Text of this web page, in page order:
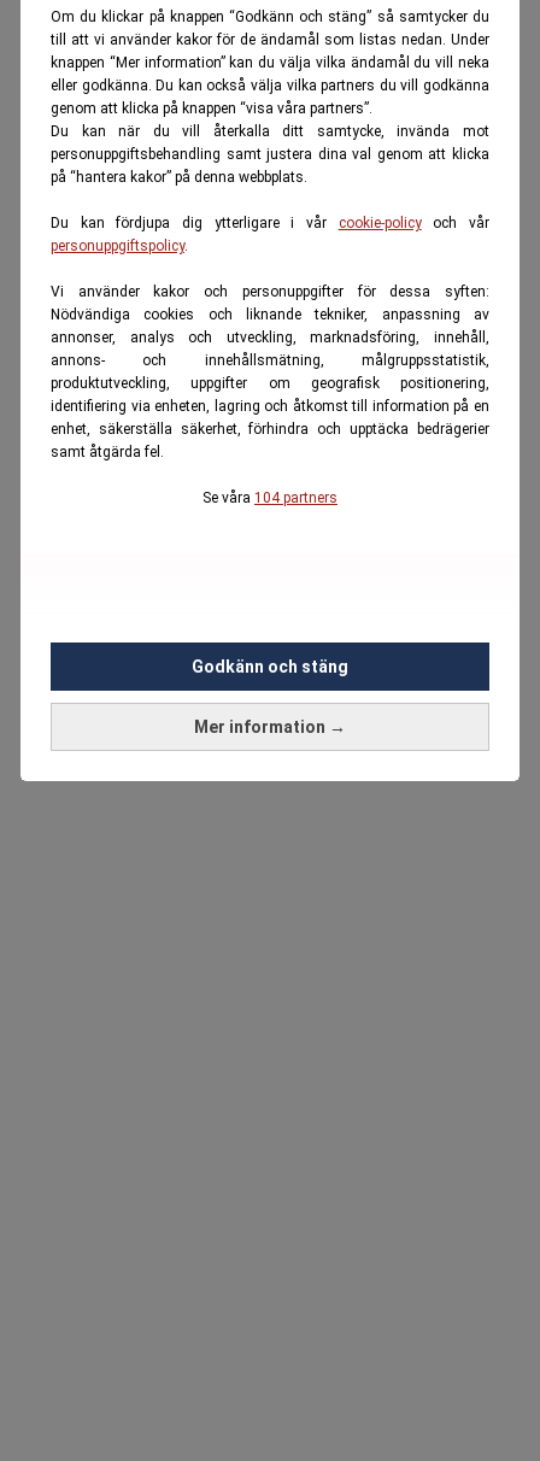
Om du klickar på knappen “Godkänn och stäng” så samtycker du
till att vi använder kakor för de ändamål som listas nedan. Under
knappen “Mer information” kan du välja vilka ändamål du vill neka
eller godkänna. Du kan också välja vilka partners du vill godkänna
genom att klicka på knappen “visa våra partners”.
Du kan när du vill återkalla ditt samtycke, invända mot
personuppgiftsbehandling samt justera dina val genom att klicka
på “hantera kakor” på denna webbplats.
Du kan fördjupa dig ytterligare i vår cookie-policyoch vår
personuppgiftspolicy.
Vi använder kakor och personuppgifter för dessa syften:
Nödvändiga cookies och liknande tekniker, anpassning av
annonser, analys och utveckling, marknadsföring, innehåll,
annons- och innehållsmätning, målgruppsstatistik,
produktutveckling, uppgifter om geografisk positionering,
identifiering via enheten, lagring och åtkomst till information på en
enhet, säkerställa säkerhet, förhindra och upptäcka bedrägerier
samt åtgärda fel.
Se våra 104 partners
Mer information →
Godkänn och stäng